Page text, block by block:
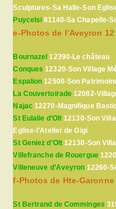
Sculptures-Sa Halle-Son
Puycelsi 81140-Sa Chapelle-
e-Photos de l’Aveyron 12
Bournazel 12390-Le château
Conques 12320-Son Village
Espalion 12500-Son
La Couvertoirade 12082-
Najac12270-Magnifique
St Eulalie d’Olt 12130-Son
Eglise-l’Atelier de Gigi
St Geniez d’Olt12130-Son
Villefranche de Rouergue
Villeneuve d’Aveyron 12260-
f-Photos de Hte-Garonne
St Bertrand de Comminges